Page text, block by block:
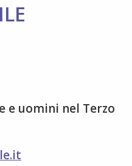
e uomini nel Terzo